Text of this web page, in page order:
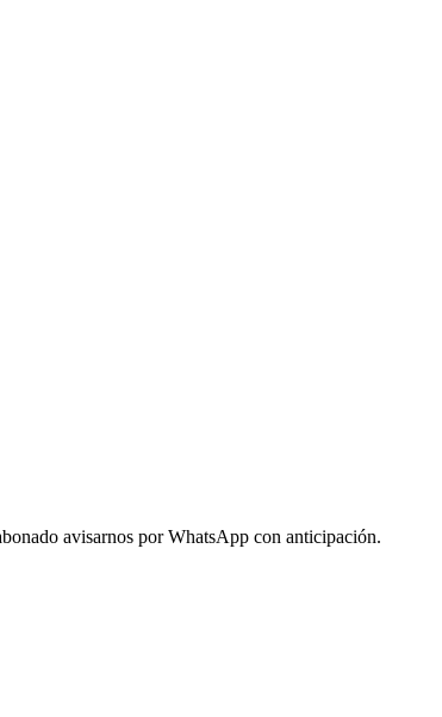
avisarnos por WhatsApp con anticipación.